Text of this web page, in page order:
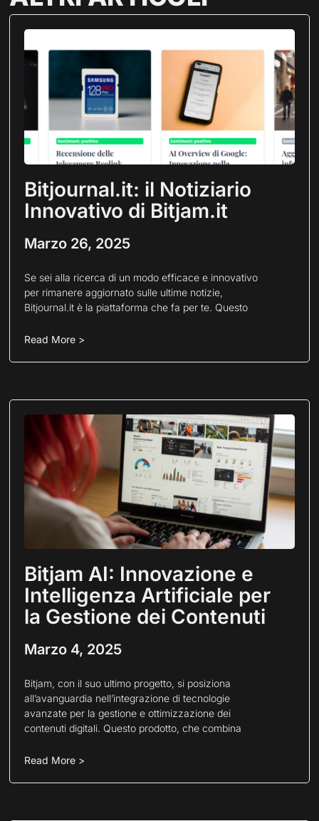
Bitjournal.it: il Notiziario
Innovativo di Bitjam.it
Marzo 26, 2025
Se sei alla ricerca di un modo efficace e innovativo
per rimanere aggiornato sulle ultime notizie,
Bitjournal.it è la piattaforma che fa per te. Questo
Read More >
Bitjam AI: Innovazione e
Intelligenza Artificiale per
la Gestione dei Contenuti
Marzo 4, 2025
Bitjam, con il suo ultimo progetto, si posiziona
all’avanguardia nell’integrazione di tecnologie
avanzate per la gestione e ottimizzazione dei
contenuti digitali. Questo prodotto, che combina
Read More >